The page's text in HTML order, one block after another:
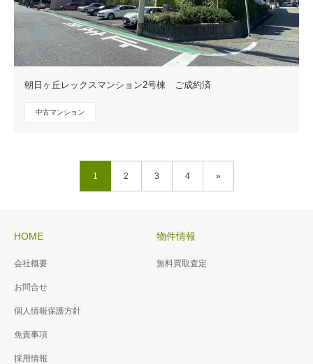
朝日ヶ丘レックスマンション2号棟 ご成約済
中古マンション
1 2 3 4 »
HOME
会社概要
お問合せ
個人情報保護方針
免責事項
採用情報
物件情報
無料買取査定